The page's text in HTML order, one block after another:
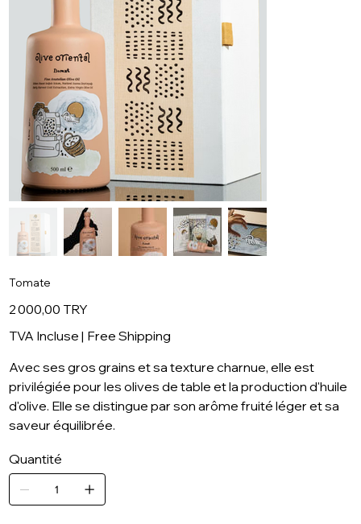
Tomate
2 000,00 TRY
TVA Incluse | Free Shipping
Avec ses gros grains et sa texture charnue, elle est
privilégiée pour les olives de table et la production d'huile
d'olive. Elle se distingue par son arôme fruité léger et sa
saveur équilibrée.
Quantité